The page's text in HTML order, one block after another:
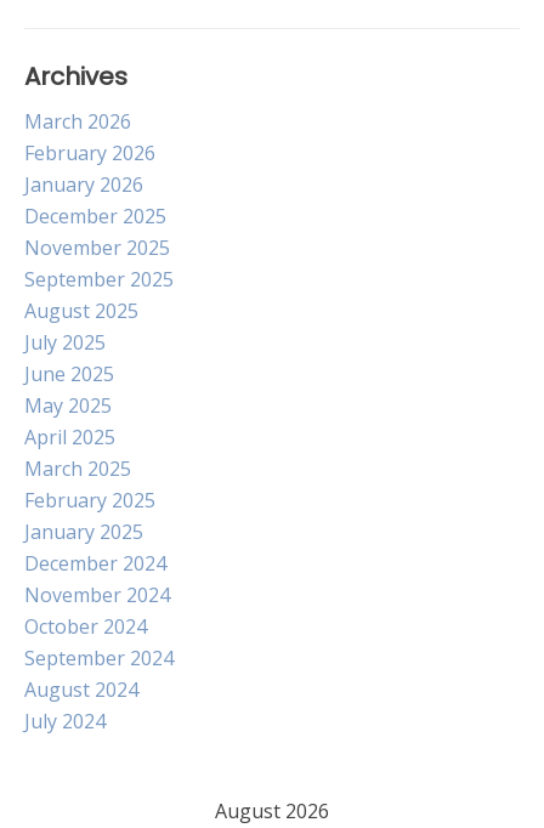
Archives
March 2026
February 2026
January 2026
December 2025
November 2025
September 2025
August 2025
July 2025
June 2025
May 2025
April 2025
March 2025
February 2025
January 2025
December 2024
November 2024
October 2024
September 2024
August 2024
July 2024
August 2026